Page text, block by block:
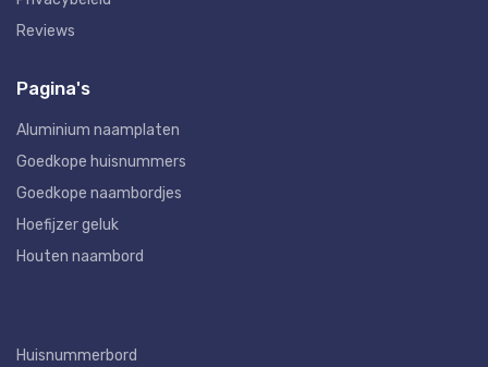
Reviews
Pagina's
Aluminium naamplaten
Goedkope huisnummers
Goedkope naambordjes
Hoefijzer geluk
Houten naambord
Huisnummerbord